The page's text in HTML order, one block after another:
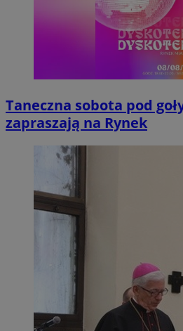
Taneczna sobota pod
zapraszają na Rynek